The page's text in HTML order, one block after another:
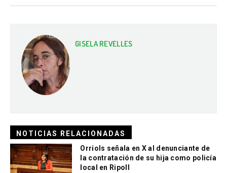
GISELA REVELLES
NOTICIAS RELACIONADAS
Orriols señala en X al denunciante de
la contratación de su hija como policía
local en Ripoll